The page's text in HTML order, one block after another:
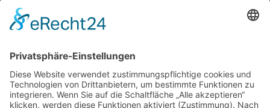
wenn du dich in diesem Board bewegst.
Foren-Übersicht
Alle Zeiten sindUTC+02:00